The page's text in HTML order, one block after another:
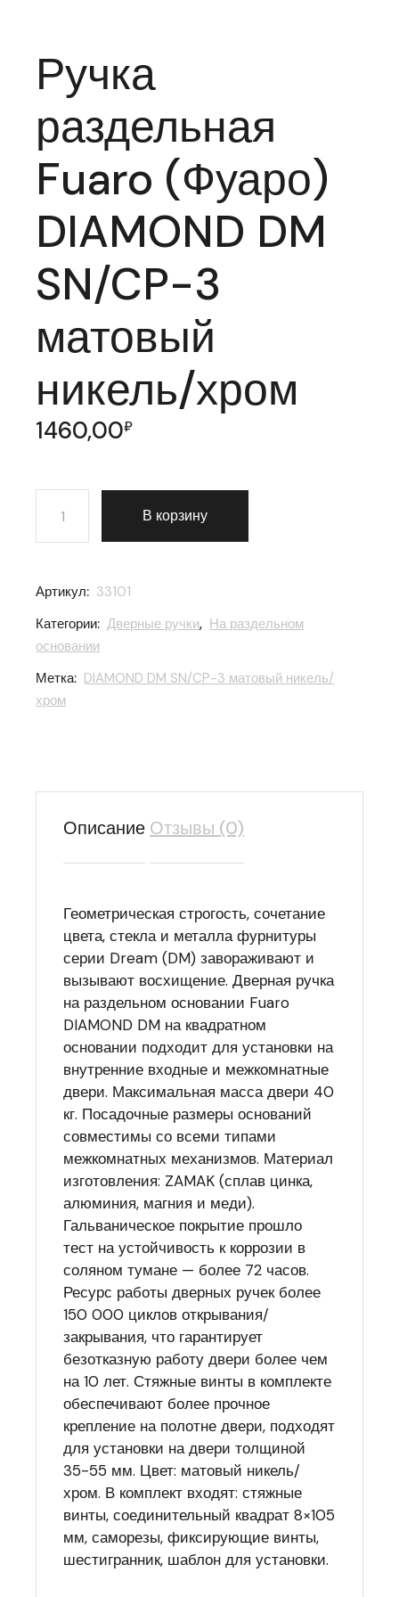
Ручка
раздельная
Fuaro (Фуаро)
DIAMOND DM
SN/CP-3
матовый
никель/хром
1460,00₽
Количество товара Ручка раздельная Fuaro (Фуаро)
В корзину
Артикул: 33101
Категории: Дверные ручки, На раздельном
основании
Метка: DIAMOND DM SN/CP-3 матовый никель/
хром
Описание Отзывы (0)
Геометрическая строгость, сочетание
цвета, стекла и металла фурнитуры
серии Dream (DM) завораживают и
вызывают восхищение. Дверная ручка
на раздельном основании Fuaro
DIAMOND DM на квадратном
основании подходит для установки на
внутренние входные и межкомнатные
двери. Максимальная масса двери 40
кг. Посадочные размеры оснований
совместимы со всеми типами
межкомнатных механизмов. Материал
изготовления: ZAMAK (сплав цинка,
алюминия, магния и меди).
Гальваническое покрытие прошло
тест на устойчивость к коррозии в
соляном тумане — более 72 часов.
Ресурс работы дверных ручек более
150 000 циклов открывания/
закрывания, что гарантирует
безотказную работу двери более чем
на 10 лет. Стяжные винты в комплекте
обеспечивают более прочное
крепление на полотне двери, подходят
для установки на двери толщиной
35-55 мм. Цвет: матовый никель/
хром. В комплект входят: стяжные
винты, соединительный квадрат 8×105
мм, саморезы, фиксирующие винты,
шестигранник, шаблон для установки.